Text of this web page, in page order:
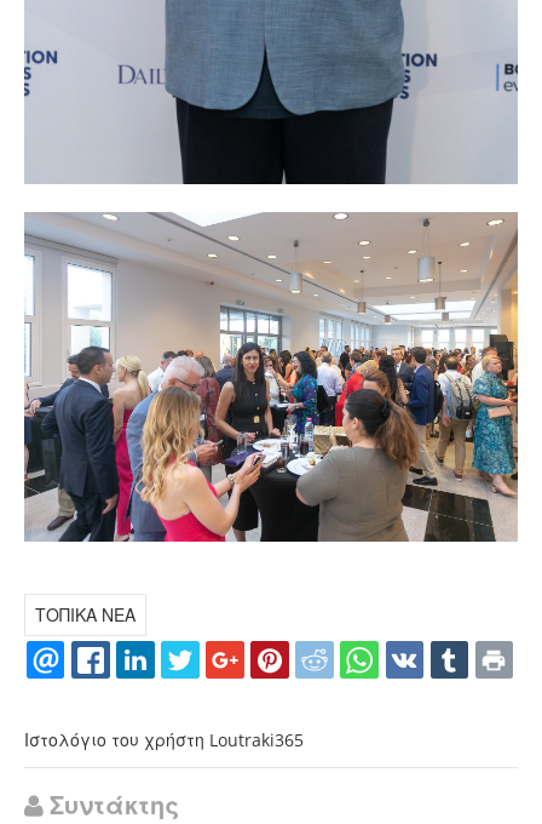
ΤΟΠΙΚΑ ΝΕΑ
Ιστολόγιο του χρήστη Loutraki365
Συντάκτης